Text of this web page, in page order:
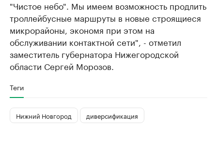
"Чистое небо". Мы имеем возможность продлить
троллейбусные маршруты в новые строящиеся
микрорайоны, экономя при этом на
обслуживании контактной сети", - отметил
заместитель губернатора Нижегородской
области Сергей Морозов.
Теги
Нижний Новгород диверсификация